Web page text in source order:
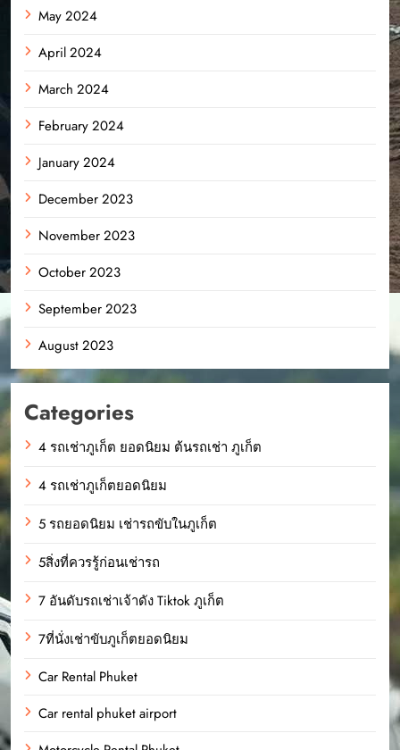
May 2024
April 2024
March 2024
February 2024
January 2024
December 2023
November 2023
October 2023
September 2023
August 2023
Categories
4 รถเช่าภูเก็ต ยอดนิยม ต้นรถเช่า ภูเก็ต
4 รถเช่าภูเก็ตยอดนิยม
5 รถยอดนิยม เช่ารถขับในภูเก็ต
5สิ่งที่ควรรู้ก่อนเช่ารถ
7 อันดับรถเช่าเจ้าดัง Tiktok ภูเก็ต
7ที่นั่งเช่าขับภูเก็ตยอดนิยม
Car Rental Phuket
Car rental phuket airport